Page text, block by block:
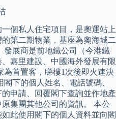
個私人住宅項目，是奧運站上
第二期物業，基座為奧海城二
發展商是前地鐵公司（今港鐵
嘉里建設、中國海外發展有限
首置客，睇樓1次後即火速決
下的個人姓名、電話號碼、
申請、回覆閣下查詢並作地產
集團其他公司的資訊。 本公
此使用閣下的個人資料並向閣